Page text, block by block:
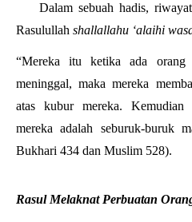
Dalam sebuah hadis,
Rasulullah shallallahu ‘alaihi
“Mereka itu ketika ada orang
meninggal, maka mereka
atas kubur mereka. Kemudian
mereka adalah seburuk-buruk
Bukhari 434 dan Muslim 528).
Rasul Melaknat Perbuatan